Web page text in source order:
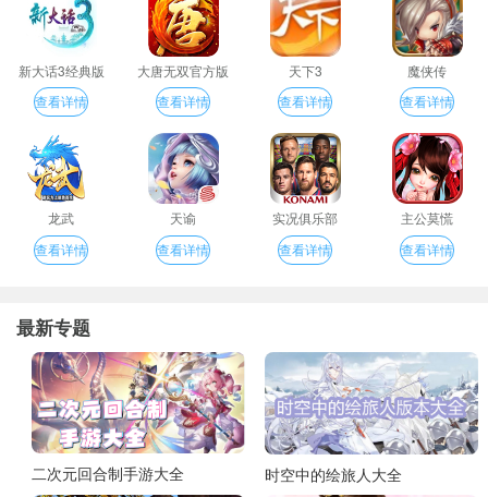
新大话3经典版
查看详情
大唐无双官方版
查看详情
天下3
查看详情
魔侠传
查看详情
龙武
查看详情
天谕
查看详情
实况俱乐部
查看详情
主公莫慌
查看详情
最新专题
二次元回合制手游大全 时空中的绘旅人大全